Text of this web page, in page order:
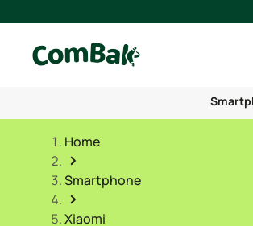
Home
Smartphone
Xiaomi